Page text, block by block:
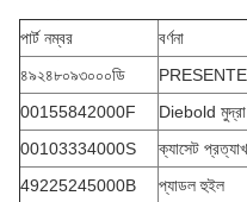
পার্ট নম্বর
বর্ণনা
৪৯২৪৮০৯৩০০০ডি
00155842000F
Diebold মুদ্রা
00103334000S
ক্যাসেট
49225245000B
প্যাডল হুইল